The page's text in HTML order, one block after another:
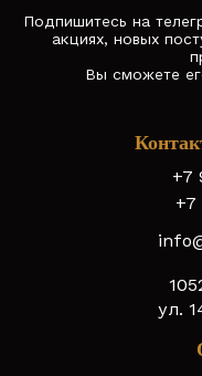
Подпишитесь на
акциях, новых
Вы сможете
+7
+7
ул.